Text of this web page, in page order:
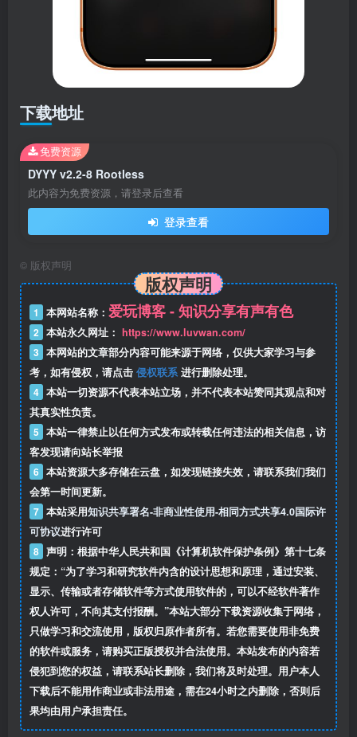
下载地址
DYYY v2.2-8 Rootless
此内容为免费资源，请登录后查看
登录查看
免费资源
© 版权声明
版权声明
1 本网站名称： 爱玩博客 - 知识分享有声有色
2 本站永久网址： https://www.luvwan.com/
3 本网站的文章部分内容可能来源于网络，仅供大家学习与参
考，如有侵权，请点击 侵权联系 进行删除处理。
4 本站一切资源不代表本站立场，并不代表本站赞同其观点和对
其真实性负责。
5 本站一律禁止以任何方式发布或转载任何违法的相关信息，访
客发现请向站长举报
6 本站资源大多存储在云盘，如发现链接失效，请联系我们我们
会第一时间更新。
7 本站采用知识共享署名-非商业性使用-相同方式共享4.0国际许
可协议进行许可
8 声明：根据中华人民共和国《计算机软件保护条例》第十七条
规定：“为了学习和研究软件内含的设计思想和原理，通过安装、
显示、传输或者存储软件等方式使用软件的，可以不经软件著作
权人许可，不向其支付报酬。”本站大部分下载资源收集于网络，
只做学习和交流使用，版权归原作者所有。若您需要使用非免费
的软件或服务，请购买正版授权并合法使用。本站发布的内容若
侵犯到您的权益，请联系站长删除，我们将及时处理。用户本人
下载后不能用作商业或非法用途，需在24小时之内删除，否则后
果均由用户承担责任。